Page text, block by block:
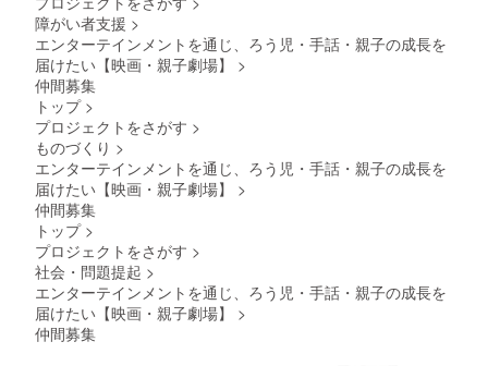
障がい者支援 >
エンターテインメントを通じ、ろう児・手話・親子の成長を
届けたい【映画・親子劇場】
>
仲間募集
トップ >
プロジェクトをさがす >
ものづくり >
エンターテインメントを通じ、ろう児・手話・親子の成長を
届けたい【映画・親子劇場】
>
仲間募集
トップ >
プロジェクトをさがす >
社会・問題提起 >
エンターテインメントを通じ、ろう児・手話・親子の成長を
届けたい【映画・親子劇場】
>
仲間募集